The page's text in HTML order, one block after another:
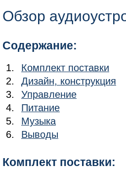
Обзор
Содержание:
Комплект поставки
Дизайн, конструкция
Управление
Питание
Музыка
Выводы
Комплект поставки: